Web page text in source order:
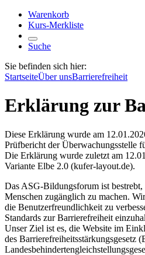
Warenkorb
Kurs-Merkliste
Suche
Sie befinden sich hier:
StartseiteÜber unsBarrierefreiheit
Erklärung zur
Diese Erklärung wurde am
Prüfbericht der Überwachungsstelle
Die Erklärung wurde zuletzt am
Variante Elbe 2.0 (kufer-layout.de).
Das ASG-Bildungsforum ist bestrebt,
Menschen zugänglich zu machen.
die Benutzerfreundlichkeit zu
Standards zur Barrierefreiheit
Unser Ziel ist es, die Website im
des Barrierefreiheitsstärkungsgesetz